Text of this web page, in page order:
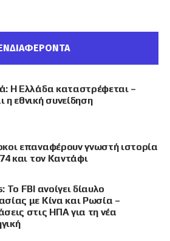
Η Ελλάδα καταστρέφεται –
η εθνική συνείδηση
επαναφέρουν γνωστή ιστορία
και τον Καντάφι
Το FBI ανοίγει δίαυλο
με Κίνα και Ρωσία –
στις ΗΠΑ για τη νέα